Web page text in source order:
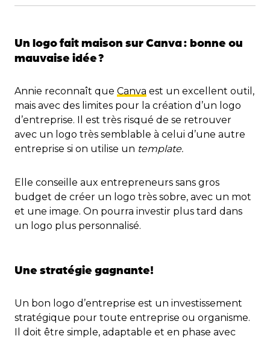
Un logo fait maison sur Canva: bonne ou
mauvaise idée?
Annie reconnaît que Canva est un excellent outil,
mais avec des limites pour la création d’un logo
d’entreprise. Il est très risqué de se retrouver
avec un logo très semblable à celui d’une autre
entreprise si on utilise un template.
Elle conseille aux entrepreneurs sans gros
budget de créer un logo très sobre, avec un mot
et une image. On pourra investir plus tard dans
un logo plus personnalisé.
Une stratégie gagnante!
Un bon logo d’entreprise est un investissement
stratégique pour toute entreprise ou organisme.
Il doit être simple, adaptable et en phase avec